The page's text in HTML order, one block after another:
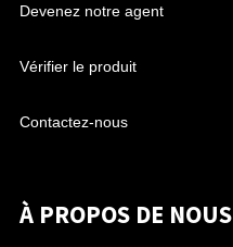
Devenez notre agent
Vérifier le produit
Contactez-nous
À PROPOS DE NOUS